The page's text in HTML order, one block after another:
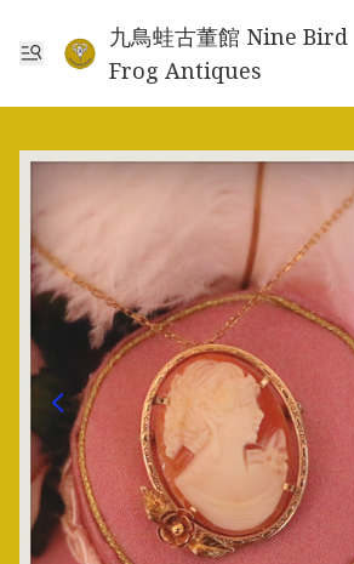
九鳥蛙古董館 Nine Bird
Frog Antiques